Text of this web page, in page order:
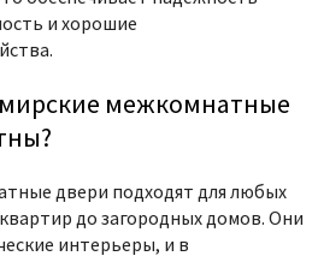
и хорошие
межкомнатные
двери подходят для любых
до загородных домов. Они
интерьеры, и в